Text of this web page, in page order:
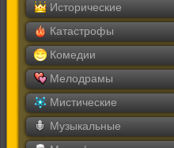
Исторические
Катастрофы
Комедии
Мелодрамы
Мистические
Музыкальные